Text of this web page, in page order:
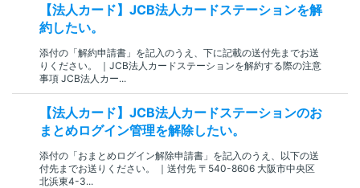
【法人カード】JCB法人カードステーションを解
約したい。
添付の「解約申請書」を記入のうえ、下に記載の送付先までお送
りください。 ｜JCB法人カードステーションを解約する際の注意
事項 JCB法人カー...
【法人カード】JCB法人カードステーションのお
まとめログイン管理を解除したい。
添付の「おまとめログイン解除申請書」を記入のうえ、以下の送
付先までお送りください。 ｜送付先 〒540-8606 大阪市中央区
北浜東4-3...